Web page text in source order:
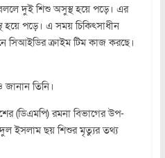
দুই শিশু অসুস্থ হয়ে পড়ে। এর
হয়ে পড়ে। এ সময় চিকিৎসাধীন
সিআইডির ক্রাইম টিম কাজ করছে।
তিনি।
(ডিএমপি) রমনা বিভাগের উপ-
ইসলাম ছয় শিশুর মৃত্যুর তথ্য